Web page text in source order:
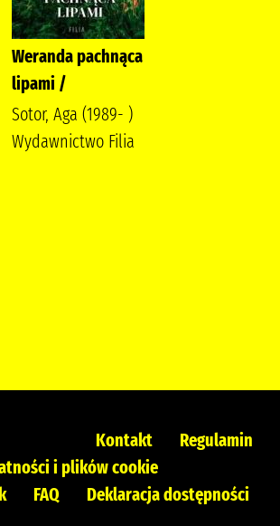
Weranda pachnąca
lipami /
Sotor, Aga (1989- )
Wydawnictwo Filia
Kontakt
Regulamin
i plików cookie
FAQ Deklaracja dostępności